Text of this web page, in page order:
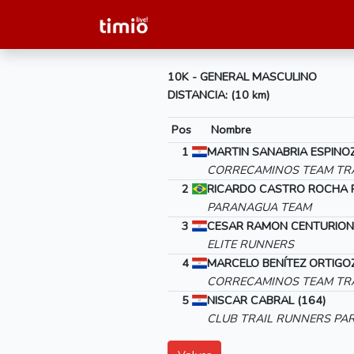
10K - GENERAL MASCULINO
DISTANCIA: (10 km)
Pos Nombre
1
MARTIN SANABRIA
CORRECAMINOS TEAM
2
RICARDO CASTRO
PARANAGUA TEAM
3
CESAR RAMON
ELITE RUNNERS
4
MARCELO BENÍTEZ
CORRECAMINOS TEAM
5
NISCAR CABRAL (164)
CLUB TRAIL RUNNERS